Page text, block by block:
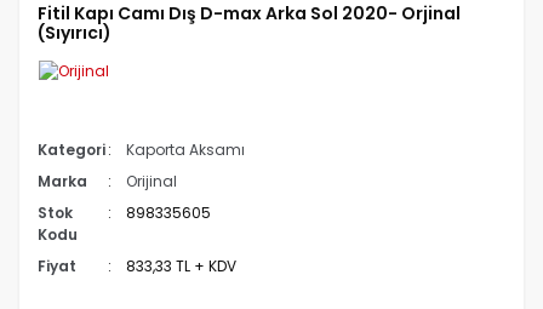
Fitil Kapı Camı Dış D-max Arka Sol 2020- Orjinal
(Sıyırıcı)
Kategori
Kaporta Aksamı
Marka
Orijinal
Stok
Kodu
898335605
Fiyat 833,33 TL + KDV